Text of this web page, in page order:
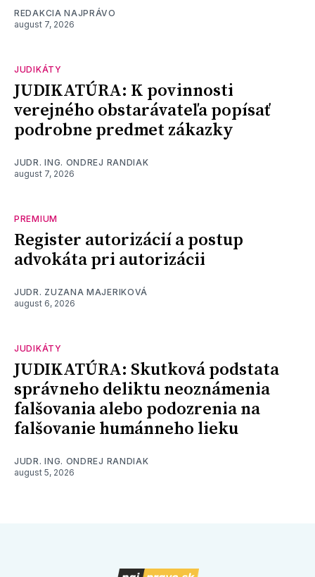
REDAKCIA NAJPRÁVO
august 7, 2026
JUDIKÁTY
JUDIKATÚRA: K povinnosti
verejného obstarávateľa popísať
podrobne predmet zákazky
JUDR. ING. ONDREJ RANDIAK
august 7, 2026
PREMIUM
Register autorizácií a postup
advokáta pri autorizácii
JUDR. ZUZANA MAJERIKOVÁ
august 6, 2026
JUDIKÁTY
JUDIKATÚRA: Skutková podstata
správneho deliktu neoznámenia
falšovania alebo podozrenia na
falšovanie humánneho lieku
JUDR. ING. ONDREJ RANDIAK
august 5, 2026